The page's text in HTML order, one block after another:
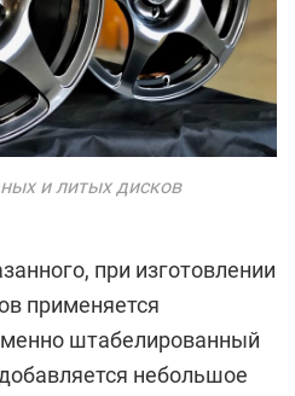
и литых дисков
при изготовлении
применяется
штабелированный
небольшое